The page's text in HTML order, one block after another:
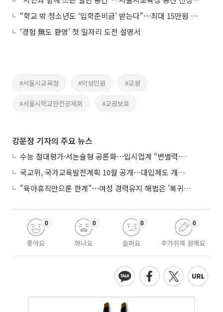
“학교 밖 청소년도 ‘입학준비금’ 받는다”⋯최대 15만원 지원
‘경험 無도 환영’ 첫 일자리 도전 설명서
#서울시교육청 #악성민원 #교원
#서울시학교안전공제회 #교권보호
강문정 기자의 주요 뉴스
수능 절대평가·서논술형 공론화⋯입시업계 “변별력·사교육 대책 먼저”
국교위, 국가교육발전계획 10월 공개⋯대입제도 개편 공론화 추진
"육아휴직만으론 한계"⋯여성 경력유지 해법은 '복귀 후 유연근무’
좋아요
0
화나요
0
슬퍼요
0
추가취재 원해요
0